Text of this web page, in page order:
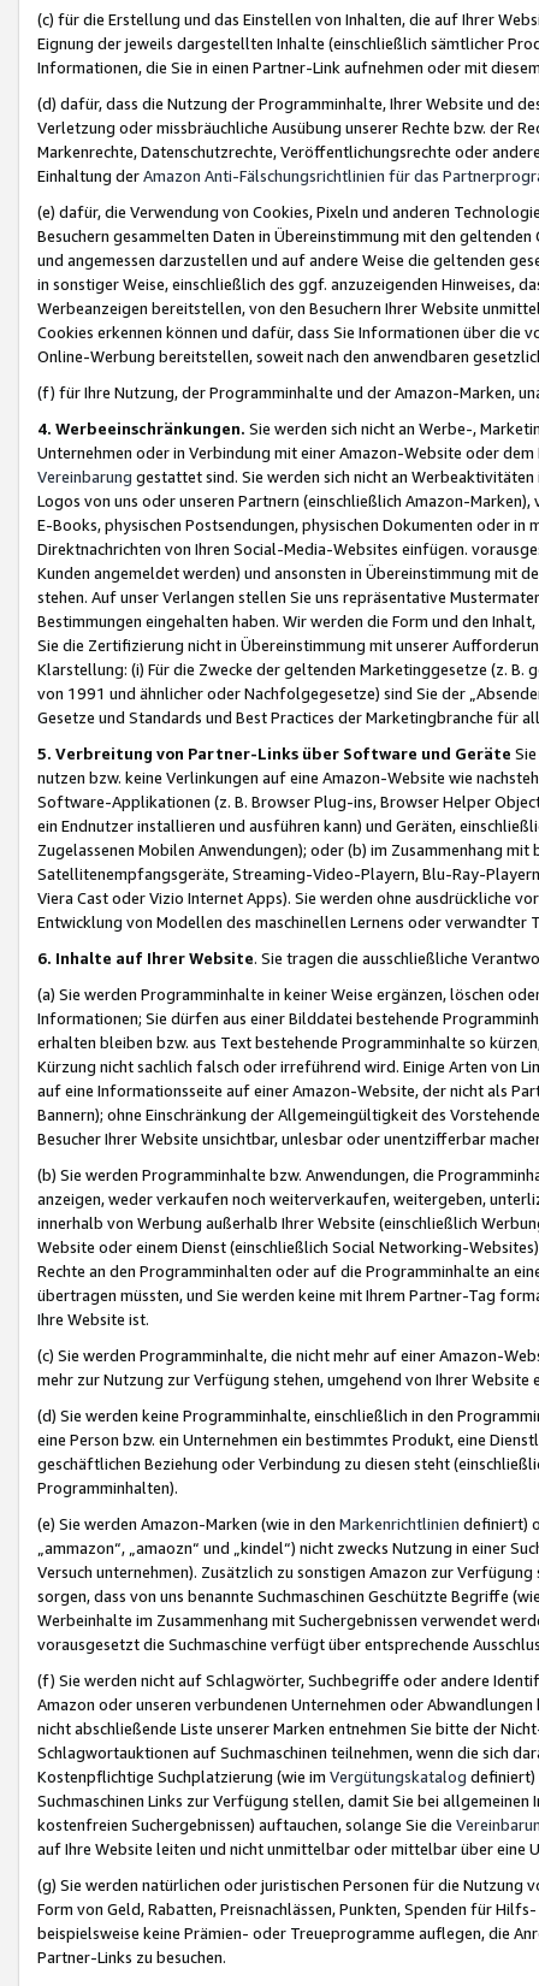
(c) für die Erstellung und das Einstellen von Inhalten, die auf Ihrer
Eignung der jeweils dargestellten Inhalte (einschließlich sämtlicher
Informationen, die Sie in einen Partner-Link aufnehmen oder mit
(d) dafür, dass die Nutzung der Programminhalte, Ihrer Website und
Verletzung oder missbräuchliche Ausübung unserer Rechte bzw. der
Markenrechte, Datenschutzrechte, Veröffentlichungsrechte oder
Einhaltung derAmazon Anti-Fälschungsrichtlinien für das
(e) dafür, die Verwendung von Cookies, Pixeln und anderen
Besuchern gesammelten Daten in Übereinstimmung mit den
und angemessen darzustellen und auf andere Weise die geltenden
in sonstiger Weise, einschließlich des ggf. anzuzeigenden Hinweises,
Werbeanzeigen bereitstellen, von den Besuchern Ihrer Website
Cookies erkennen können und dafür, dass Sie Informationen über die
Online-Werbung bereitstellen, soweit nach den anwendbaren
(f) für Ihre Nutzung, der Programminhalte und der Amazon-Marken,
4. Werbeeinschränkungen. Sie werden sich nicht an Werbe-,
Unternehmen oder in Verbindung mit einer Amazon-Website oder
Vereinbarung gestattet sind. Sie werden sich nicht an
Logos von uns oder unseren Partnern (einschließlich Amazon-
E-Books, physischen Postsendungen, physischen Dokumenten oder in
Direktnachrichten von Ihren Social-Media-Websites einfügen.
Kunden angemeldet werden) und ansonsten in Übereinstimmung mit
stehen. Auf unser Verlangen stellen Sie uns repräsentative
Bestimmungen eingehalten haben. Wir werden die Form und den
Sie die Zertifizierung nicht in Übereinstimmung mit unserer
Klarstellung: (i) Für die Zwecke der geltenden Marketinggesetze (z. B.
von 1991 und ähnlicher oder Nachfolgegesetze) sind Sie der
Gesetze und Standards und Best Practices der Marketingbranche für
5. Verbreitung von Partner-Links über Software und Geräte
nutzen bzw. keine Verlinkungen auf eine Amazon-Website wie
Software-Applikationen (z. B. Browser Plug-ins, Browser Helper
ein Endnutzer installieren und ausführen kann) und Geräten,
Zugelassenen Mobilen Anwendungen); oder (b) im Zusammenhang
Satellitenempfangsgeräte, Streaming-Video-Playern, Blu-Ray-
Viera Cast oder Vizio Internet Apps). Sie werden ohne ausdrückliche
Entwicklung von Modellen des maschinellen Lernens oder
6. Inhalte auf Ihrer Website. Sie tragen die ausschließliche
(a) Sie werden Programminhalte in keiner Weise ergänzen, löschen
Informationen; Sie dürfen aus einer Bilddatei bestehende
erhalten bleiben bzw. aus Text bestehende Programminhalte so
Kürzung nicht sachlich falsch oder irreführend wird. Einige Arten von
auf eine Informationsseite auf einer Amazon-Website, der nicht als
Bannern); ohne Einschränkung der Allgemeingültigkeit des
Besucher Ihrer Website unsichtbar, unlesbar oder unentzifferbar
(b) Sie werden Programminhalte bzw. Anwendungen, die
anzeigen, weder verkaufen noch weiterverkaufen, weitergeben,
innerhalb von Werbung außerhalb Ihrer Website (einschließlich
Website oder einem Dienst (einschließlich Social Networking-
Rechte an den Programminhalten oder auf die Programminhalte an
übertragen müssten, und Sie werden keine mit Ihrem Partner-Tag
Ihre Website ist.
(c) Sie werden Programminhalte, die nicht mehr auf einer Amazon-
mehr zur Nutzung zur Verfügung stehen, umgehend von Ihrer
(d) Sie werden keine Programminhalte, einschließlich in den
eine Person bzw. ein Unternehmen ein bestimmtes Produkt, eine
geschäftlichen Beziehung oder Verbindung zu diesen steht
Programminhalten).
(e) Sie werden Amazon-Marken (wie in den Markenrichtlinien definiert)
„ammazon“, „amaozn“ und „kindel“) nicht zwecks Nutzung in einer
Versuch unternehmen). Zusätzlich zu sonstigen Amazon zur
sorgen, dass von uns benannte Suchmaschinen Geschützte Begriffe
Werbeinhalte im Zusammenhang mit Suchergebnissen verwendet
vorausgesetzt die Suchmaschine verfügt über entsprechende
(f) Sie werden nicht auf Schlagwörter, Suchbegriffe oder andere
Amazon oder unseren verbundenen Unternehmen oder
nicht abschließende Liste unserer Marken entnehmen Sie bitte der
Schlagwortauktionen auf Suchmaschinen teilnehmen, wenn die sich
Kostenpflichtige Suchplatzierung (wie im Vergütungskatalog definiert)
Suchmaschinen Links zur Verfügung stellen, damit Sie bei
kostenfreien Suchergebnissen) auftauchen, solange Sie die
auf Ihre Website leiten und nicht unmittelbar oder mittelbar über eine
(g) Sie werden natürlichen oder juristischen Personen für die Nutzung
Form von Geld, Rabatten, Preisnachlässen, Punkten, Spenden für
beispielsweise keine Prämien- oder Treueprogramme auflegen, die
Partner-Links zu besuchen.